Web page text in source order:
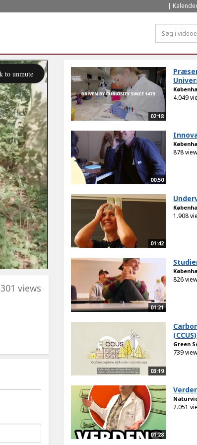
301 views
02:18
4.049
00:50
878
01:42
1.908
01:21
826
03:19
(CCUS)
Green
739
01:28
2.051